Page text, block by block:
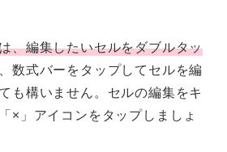
、編集したいセルをダブルタッ
数式バーをタップしてセルを編
も構いません。セルの編集をキ
×」アイコンをタップしましょ